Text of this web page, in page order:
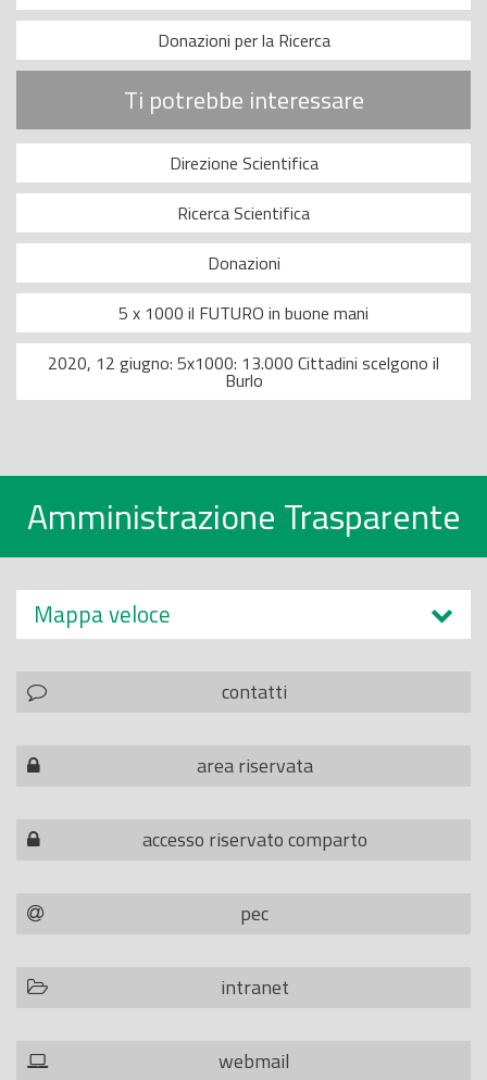
Donazioni per la Ricerca
Ti potrebbe interessare
Direzione Scientifica
Ricerca Scientifica
Donazioni
5 x 1000 il FUTURO in buone mani
2020, 12 giugno: 5x1000: 13.000 Cittadini scelgono il
Burlo
Amministrazione Trasparente
Mappa veloce
contatti
area riservata
accesso riservato comparto
pec
intranet
webmail